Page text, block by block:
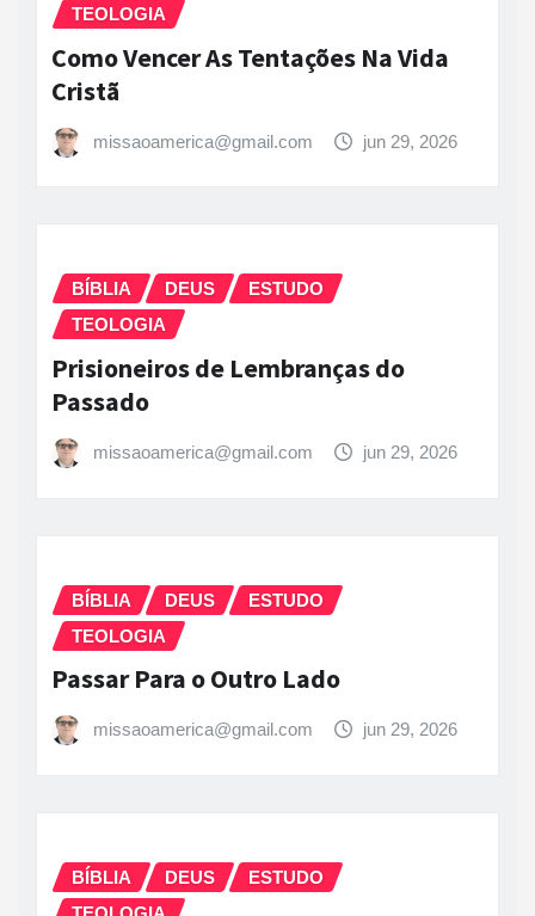
TEOLOGIA
Como Vencer As Tentações Na Vida
Cristã
missaoamerica@gmail.com jun 29, 2026
BÍBLIA DEUS
ESTUDO
TEOLOGIA
Prisioneiros de Lembranças do
Passado
missaoamerica@gmail.com jun 29, 2026
BÍBLIA DEUS
ESTUDO
TEOLOGIA
Passar Para o Outro Lado
missaoamerica@gmail.com jun 29, 2026
BÍBLIA DEUS
ESTUDO